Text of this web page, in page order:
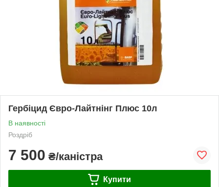
Гербіцид Євро-Лайтнінг Плюс 10л
В наявності
Роздріб
7 500 ₴/каністра
Купити